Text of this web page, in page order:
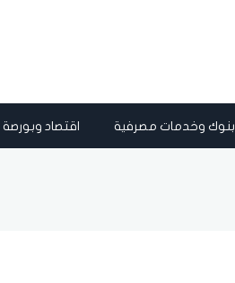
بنوك وخدمات مصرفية اقتصاد وبورصة